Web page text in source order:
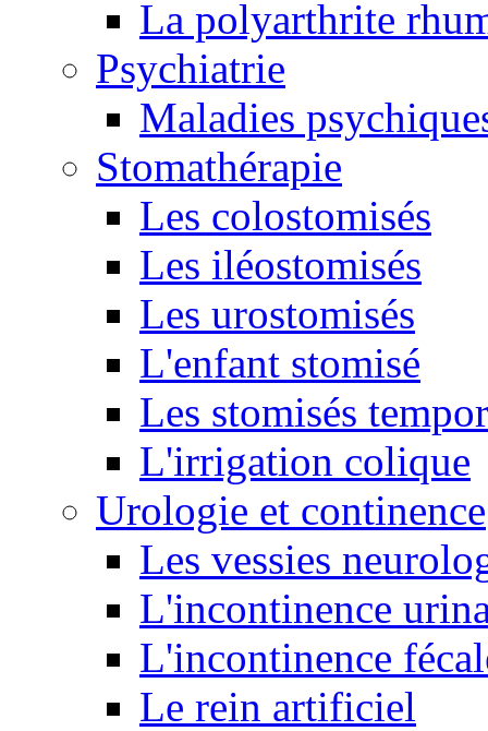
La polyarthrite
Psychiatrie
Maladies
Stomathérapie
Les colostomisés
Les iléostomisés
Les urostomisés
L'enfant stomisé
Les stomisés
L'irrigation colique
Urologie et continence
Les vessies
L'incontinence
L'incontinence
Le rein artificiel